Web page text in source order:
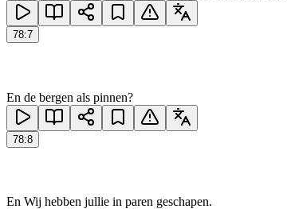
78:7
En de bergen als pinnen?
78:8
En Wij hebben jullie in paren geschapen.